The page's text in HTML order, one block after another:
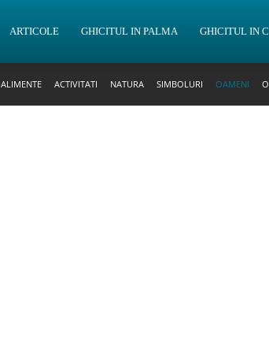
ARTICOLE GHICITUL IN PALMA GHICITUL IN
ALIMENTE ACTIVITATI NATURA SIMBOLURI OAMENI